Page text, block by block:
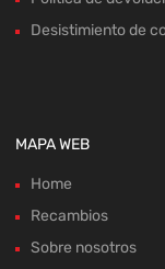
Desistimiento de
MAPA WEB
Home
Recambios
Sobre nosotros